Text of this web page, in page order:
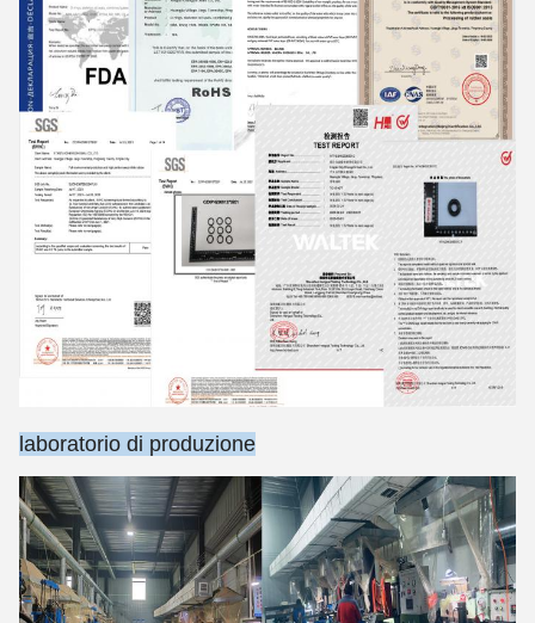
laboratorio di produzione